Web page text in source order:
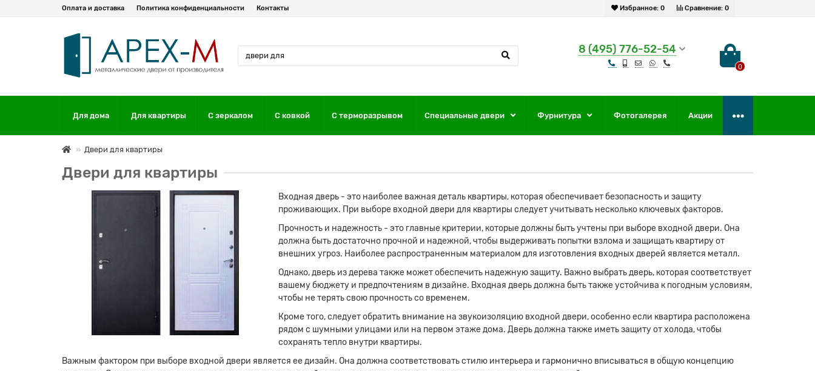
Сравнение: 0
Избранное: 0
Оплата и доставка Политика конфиденциальности Контакты
8 (495) 776-52-54
0
Для дома Для квартиры С зеркалом С ковкой С терморазрывом Специальные двери Фурнитура Фотогалерея Акции
Двери для квартиры
Двери для квартиры
Входная дверь - это наиболее важная деталь квартиры, которая обеспечивает безопасность и защиту
проживающих. При выборе входной двери для квартиры следует учитывать несколько ключевых факторов.
Прочность и надежность - это главные критерии, которые должны быть учтены при выборе входной двери. Она
должна быть достаточно прочной и надежной, чтобы выдерживать попытки взлома и защищать квартиру от
внешних угроз. Наиболее распространенным материалом для изготовления входных дверей является металл.
Однако, дверь из дерева также может обеспечить надежную защиту. Важно выбрать дверь, которая соответствует
вашему бюджету и предпочтениям в дизайне. Входная дверь должна быть также устойчива к погодным условиям,
чтобы не терять свою прочность со временем.
Кроме того, следует обратить внимание на звукоизоляцию входной двери, особенно если квартира расположена
рядом с шумными улицами или на первом этаже дома. Дверь должна также иметь защиту от холода, чтобы
сохранять тепло внутри квартиры.
Важным фактором при выборе входной двери является ее дизайн. Она должна соответствовать стилю интерьера и гармонично вписываться в общую концепцию